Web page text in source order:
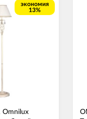
экономия
13%
Omnilux